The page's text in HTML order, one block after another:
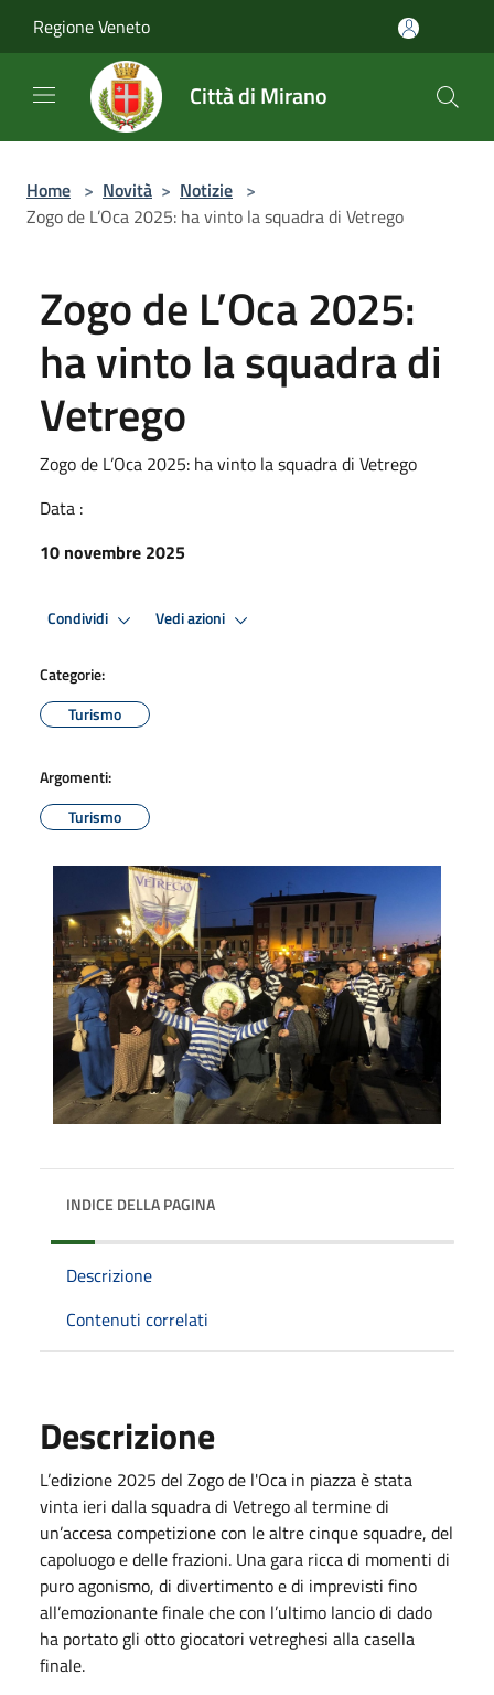
Regione Veneto
Città di Mirano
Home > Novità > Notizie >
Zogo de L’Oca 2025: ha vinto la squadra di Vetrego
Zogo de L’Oca 2025:
ha vinto la squadra di
Vetrego
Zogo de L’Oca 2025: ha vinto la squadra di Vetrego
Data :
10 novembre 2025
Condividi Vedi azioni
Categorie:
Turismo
Argomenti:
Turismo
INDICE DELLA PAGINA
Descrizione
Contenuti correlati
Descrizione
L’edizione 2025 del Zogo de l'Oca in piazza è stata
vinta ieri dalla squadra di Vetrego al termine di
un’accesa competizione con le altre cinque squadre, del
capoluogo e delle frazioni. Una gara ricca di momenti di
puro agonismo, di divertimento e di imprevisti fino
all’emozionante finale che con l’ultimo lancio di dado
ha portato gli otto giocatori vetreghesi alla casella
finale.